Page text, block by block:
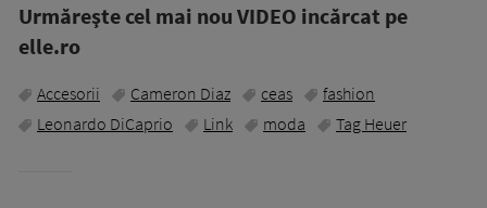
Urmăreşte cel mai nou VIDEO incărcat pe
elle.ro
Accesorii Cameron Diaz ceas
fashion
Leonardo DiCaprio
Link moda Tag Heuer